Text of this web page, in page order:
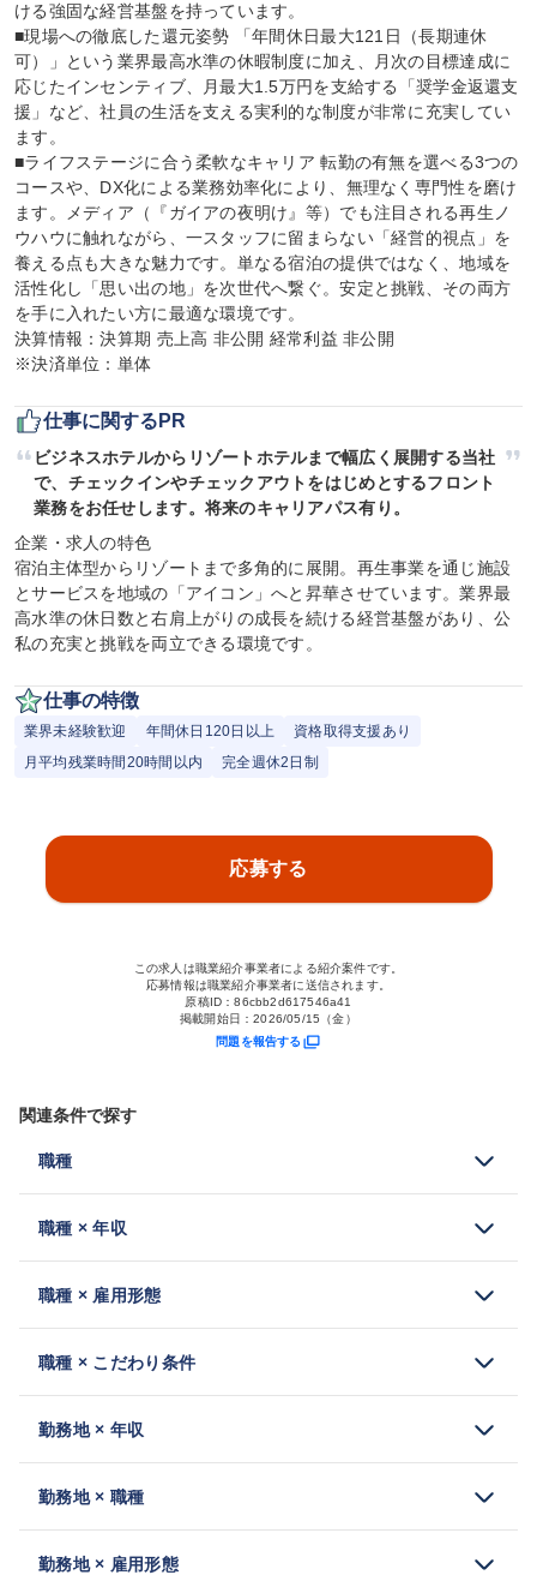
ける強固な経営基盤を持っています。
■現場への徹底した還元姿勢 「年間休日最大121日（長期連休
可）」という業界最高水準の休暇制度に加え、月次の目標達成に
応じたインセンティブ、月最大1.5万円を支給する「奨学金返還支
援」など、社員の生活を支える実利的な制度が非常に充実してい
ます。
■ライフステージに合う柔軟なキャリア 転勤の有無を選べる3つの
コースや、DX化による業務効率化により、無理なく専門性を磨け
ます。メディア（『ガイアの夜明け』等）でも注目される再生ノ
ウハウに触れながら、一スタッフに留まらない「経営的視点」を
養える点も大きな魅力です。単なる宿泊の提供ではなく、地域を
活性化し「思い出の地」を次世代へ繋ぐ。安定と挑戦、その両方
を手に入れたい方に最適な環境です。
決算情報：決算期 売上高 非公開 経常利益 非公開
※決済単位：単体
仕事に関するPR
ビジネスホテルからリゾートホテルまで幅広く展開する当社
で、チェックインやチェックアウトをはじめとするフロント
業務をお任せします。将来のキャリアパス有り。
企業・求人の特色
宿泊主体型からリゾートまで多角的に展開。再生事業を通じ施設
とサービスを地域の「アイコン」へと昇華させています。業界最
高水準の休日数と右肩上がりの成長を続ける経営基盤があり、公
私の充実と挑戦を両立できる環境です。
仕事の特徴
業界未経験歓迎 年間休日120日以上
資格取得支援あり
月平均残業時間20時間以内
完全週休2日制
応募する
この求人は職業紹介事業者による紹介案件です。
応募情報は職業紹介事業者に送信されます。
原稿ID：86cbb2d617546a41
掲載開始日：2026/05/15（金）
問題を報告する
関連条件で探す
職種
職種 × 年収
職種 × 雇用形態
職種 × こだわり条件
勤務地 × 年収
勤務地 × 職種
勤務地 × 雇用形態